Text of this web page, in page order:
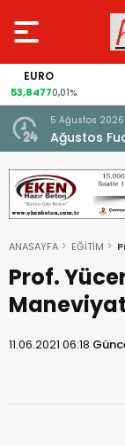
EURO
53,84770,01%
5 Ağustos
Ağustos
ANASAYFA EĞİTİM
Prof.
11.06.2021 06:18